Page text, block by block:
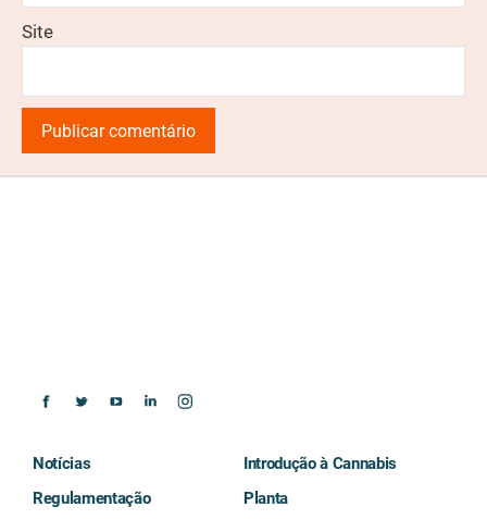
Site
Notícias
Regulamentação
Introdução à Cannabis
Planta